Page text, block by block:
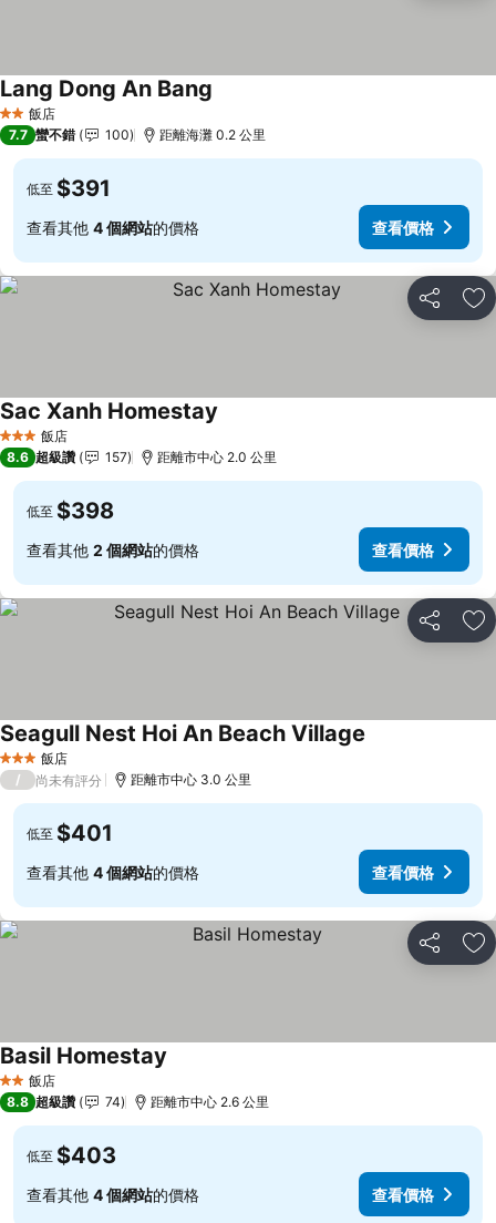
2 星級飯店
Lang Dong An Bang
7.7 蠻不錯 100 距離海灘 0.2 公里
低至 $391
查看其他 4 個網站的價格 查看價格
分享 加
3 星級 飯店
Sac Xanh Homestay
8.6 超級讚 157 距離市中心 2.0 公里
低至 $398
查看其他 2 個網站的價格 查看價格
分享 加
3 星級 飯店
Seagull Nest Hoi An Beach Village
/ 尚未有評分 距離市中心 3.0 公里
低至 $401
查看其他 4 個網站的價格 查看價格
分享 加
2 星級飯店
Basil Homestay
8.8 超級讚 74 距離市中心 2.6 公里
低至 $403
查看其他 4 個網站的價格 查看價格